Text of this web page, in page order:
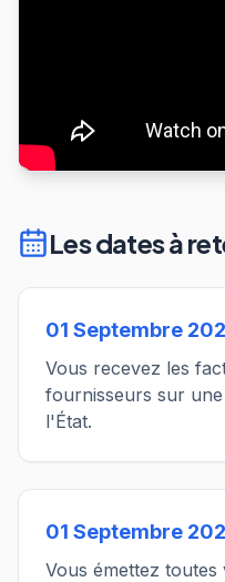
Les dates à
01 Septembre
Vous recevez les
fournisseurs sur
l'État.
01 Septembre
Vous émettez